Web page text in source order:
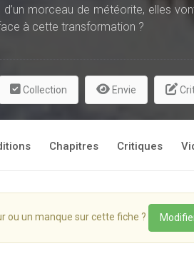
d’un morceau de météorite, elles
à cette transformation ?
Collection Envie
Chapitres Critiques
ou un manque sur cette fiche ?